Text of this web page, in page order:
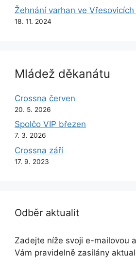
Žehnání varhan ve Vřesovicích
18. 11. 2024
Mládež děkanátu
Crossna červen
20. 5. 2026
Spolčo VIP březen
7. 3. 2026
Crossna září
17. 9. 2023
Odběr aktualit
Zadejte níže svoji e-mailovou
Vám pravidelně zasílány